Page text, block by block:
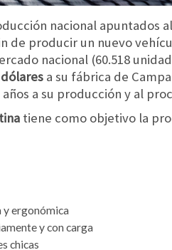
nacional apuntados
de producir un nuevo
nacional (60.518
dólares a su fábrica de
a su producción y al
tiene como objetivo la
y ergonómica
y con carga
chicas